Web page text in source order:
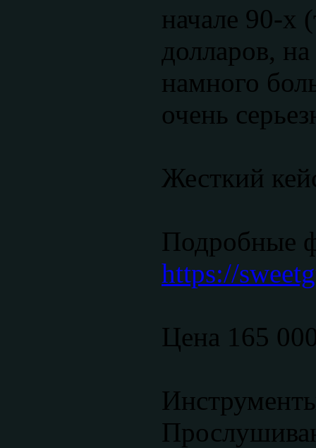
начале 90-х
долларов,
намного
очень
Жесткий
Подробные
https://
Цена 165